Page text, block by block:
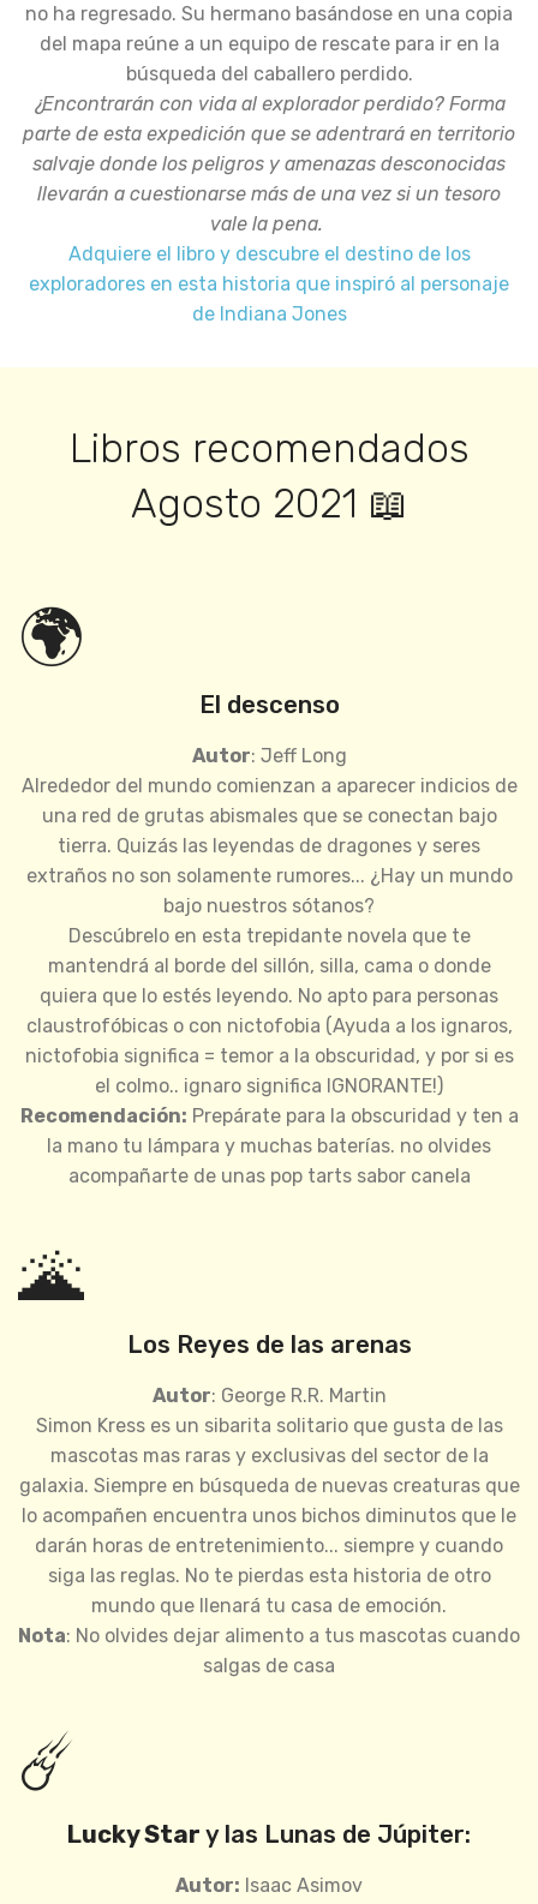
no ha regresado. Su hermano basándose en una copia
del mapa reúne a un equipo de rescate para ir en la
búsqueda del caballero perdido.
¿Encontrarán con vida al explorador perdido? Forma
parte de esta expedición que se adentrará en territorio
salvaje donde los peligros y amenazas desconocidas
llevarán a cuestionarse más de una vez si un tesoro
vale la pena.
Adquiere el libro y descubre el destino de los
exploradores en esta historia que inspiró al personaje
de Indiana Jones
Libros recomendados
Agosto 2021 📖
🌍
El descenso
Autor: Jeff Long
Alrededor del mundo comienzan a aparecer indicios de
una red de grutas abismales que se conectan bajo
tierra. Quizás las leyendas de dragones y seres
extraños no son solamente rumores... ¿Hay un mundo
bajo nuestros sótanos?
Descúbrelo en esta trepidante novela que te
mantendrá al borde del sillón, silla, cama o donde
quiera que lo estés leyendo. No apto para personas
claustrofóbicas o con nictofobia (Ayuda a los ignaros,
nictofobia significa = temor a la obscuridad, y por si es
el colmo.. ignaro significa IGNORANTE!)
Recomendación: Prepárate para la obscuridad y ten a
la mano tu lámpara y muchas baterías. no olvides
acompañarte de unas pop tarts sabor canela
🌋
Los Reyes de las arenas
Autor: George R.R. Martin
Simon Kress es un sibarita solitario que gusta de las
mascotas mas raras y exclusivas del sector de la
galaxia. Siempre en búsqueda de nuevas creaturas que
lo acompañen encuentra unos bichos diminutos que le
darán horas de entretenimiento... siempre y cuando
siga las reglas. No te pierdas esta historia de otro
mundo que llenará tu casa de emoción.
Nota: No olvides dejar alimento a tus mascotas cuando
salgas de casa
☄️
Lucky Star y las Lunas de Júpiter:
Autor: Isaac Asimov